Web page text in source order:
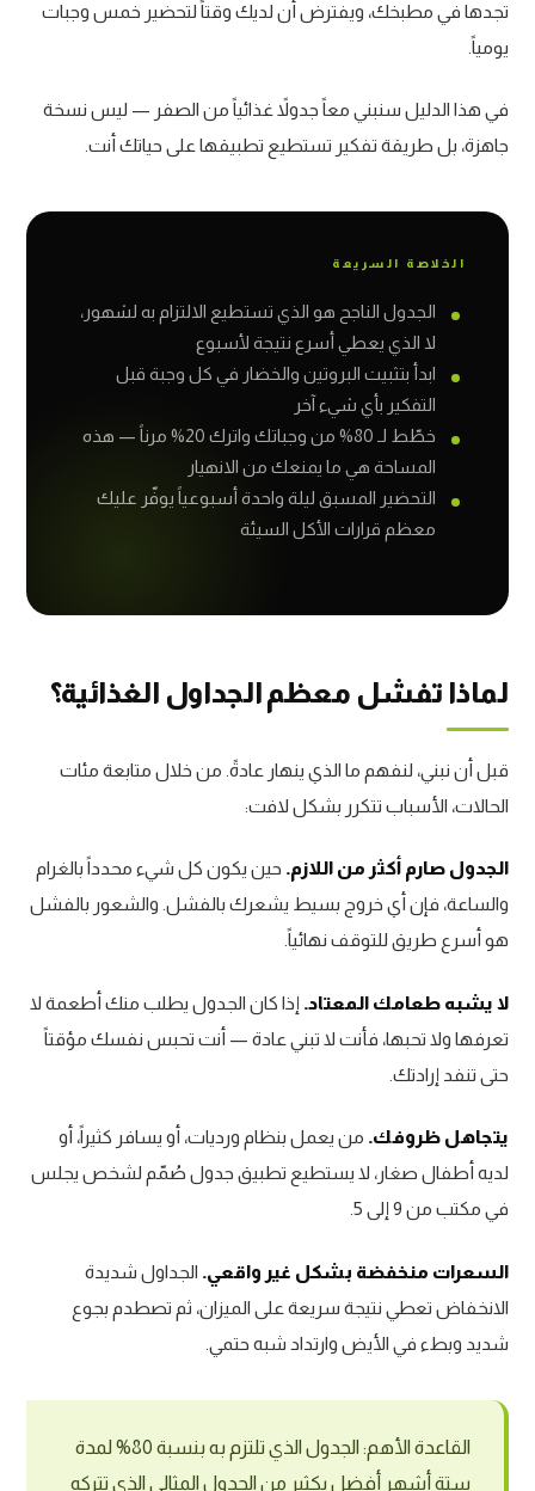
تجدها في مطبخك، ويفترض أن لديك وقتاً لتحضير خمس وجبات
يومياً.
في هذا الدليل سنبني معاً جدولاً غذائياً من الصفر — ليس نسخة
جاهزة، بل طريقة تفكير تستطيع تطبيقها على حياتك أنت.
الخلاصة السريعة
الجدول الناجح هو الذي تستطيع الالتزام به لشهور،
لا الذي يعطي أسرع نتيجة لأسبوع
ابدأ بتثبيت البروتين والخضار في كل وجبة قبل
التفكير بأي شيء آخر
خطّط لـ 80% من وجباتك واترك 20% مرناً — هذه
المساحة هي ما يمنعك من الانهيار
التحضير المسبق ليلة واحدة أسبوعياً يوفّر عليك
معظم قرارات الأكل السيئة
لماذا تفشل معظم الجداول الغذائية؟
قبل أن نبني، لنفهم ما الذي ينهار عادةً. من خلال متابعة مئات
الحالات، الأسباب تتكرر بشكل لافت:
الجدول صارم أكثر من اللازم. حين يكون كل شيء محدداً بالغرام
والساعة، فإن أي خروج بسيط يشعرك بالفشل. والشعور بالفشل
هو أسرع طريق للتوقف نهائياً.
لا يشبه طعامك المعتاد. إذا كان الجدول يطلب منك أطعمة لا
تعرفها ولا تحبها، فأنت لا تبني عادة — أنت تحبس نفسك مؤقتاً
حتى تنفد إرادتك.
يتجاهل ظروفك. من يعمل بنظام ورديات، أو يسافر كثيراً، أو
لديه أطفال صغار، لا يستطيع تطبيق جدول صُمّم لشخص يجلس
في مكتب من 9 إلى 5.
السعرات منخفضة بشكل غير واقعي. الجداول شديدة
الانخفاض تعطي نتيجة سريعة على الميزان، ثم تصطدم بجوع
شديد وبطء في الأيض وارتداد شبه حتمي.
القاعدة الأهم: الجدول الذي تلتزم به بنسبة 80% لمدة
ستة أشهر أفضل بكثير من الجدول المثالي الذي تتركه